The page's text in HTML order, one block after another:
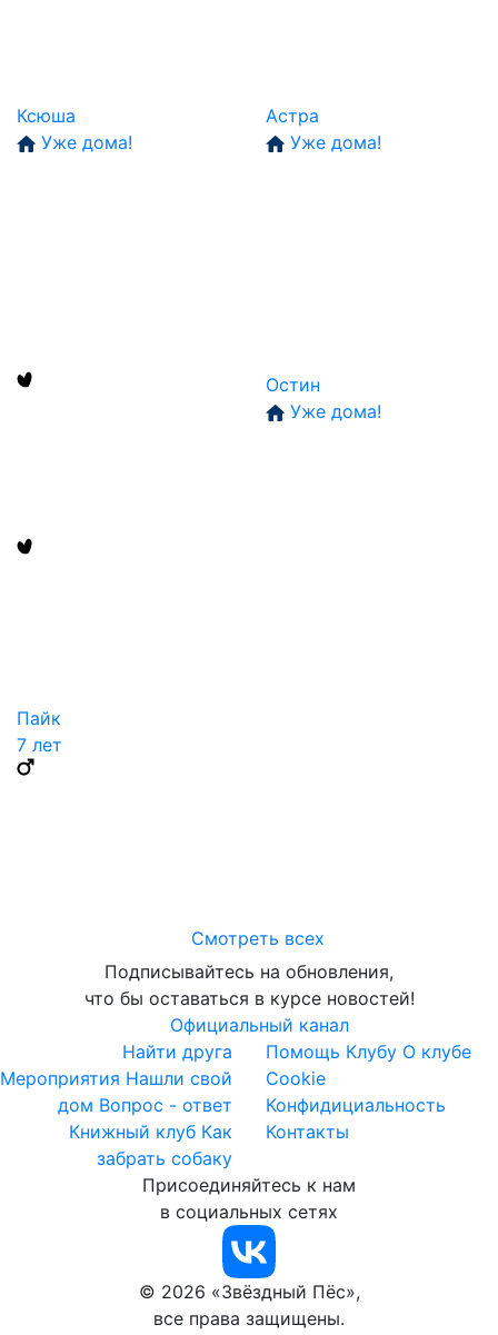
Ксюша
Уже дома!
Астра
Уже дома!
Пайк
7 лет
Остин
Уже дома!
Смотреть всех
Подписывайтесь на обновления,
что бы оставаться в курсе новостей!
Официальный канал
Найти друга
Мероприятия Нашли свой
дом Вопрос - ответ
Книжный клуб Как
забрать собаку
Помощь Клубу О клубе
Cookie
Конфидициальность
Контакты
Присоединяйтесь к нам
в социальных сетях
© 2026 «Звёздный Пёс»,
все права защищены.